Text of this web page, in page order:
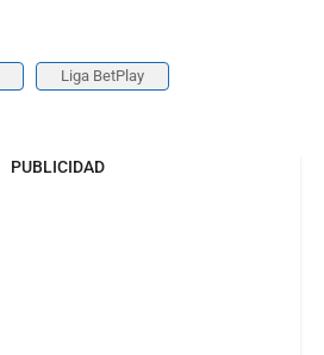
Liga BetPlay
PUBLICIDAD